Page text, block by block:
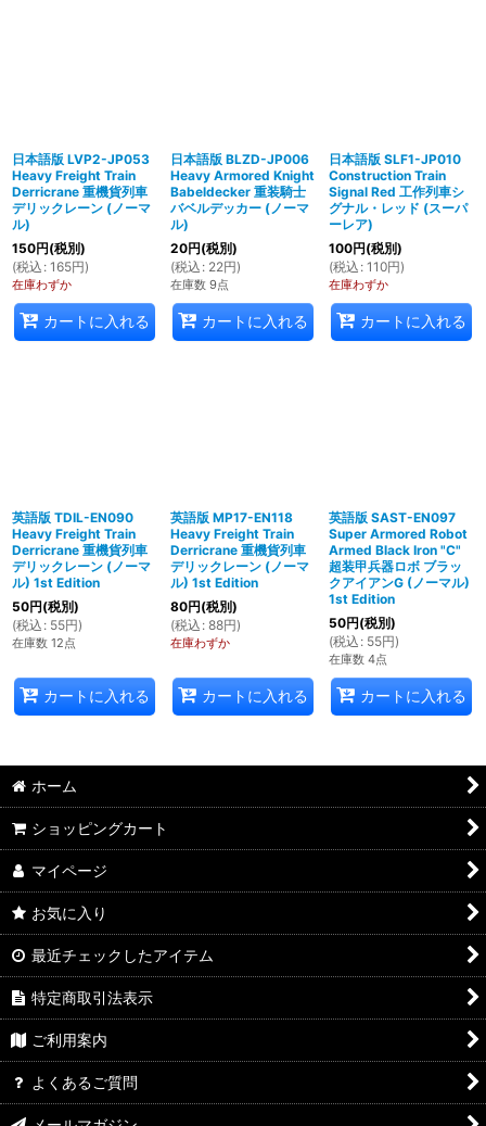
日本語版 LVP2-JP053
Heavy Freight Train
Derricrane 重機貨列車
デリックレーン (ノーマ
ル)
150円(税別)
(税込 : 165円)
在庫わずか
カートに入れる
日本語版 BLZD-JP006
Heavy Armored Knight
Babeldecker 重装騎士
バベルデッカー (ノーマ
ル)
20円(税別)
(税込 : 22円)
在庫数 9点
カートに入れる
日本語版 SLF1-JP010
Construction Train
Signal Red 工作列車シ
グナル・レッド (スーパ
ーレア)
100円(税別)
(税込 : 110円)
在庫わずか
カートに入れる
英語版 TDIL-EN090
Heavy Freight Train
Derricrane 重機貨列車
デリックレーン (ノーマ
ル) 1st Edition
50円(税別)
(税込 : 55円)
在庫数 12点
カートに入れる
英語版 MP17-EN118
Heavy Freight Train
Derricrane 重機貨列車
デリックレーン (ノーマ
ル) 1st Edition
80円(税別)
(税込 : 88円)
在庫わずか
カートに入れる
英語版 SAST-EN097
Super Armored Robot
Armed Black Iron "C"
超装甲兵器ロボ ブラッ
クアイアンG (ノーマル)
1st Edition
50円(税別)
(税込 : 55円)
在庫数 4点
カートに入れる
ホーム
ショッピングカート
マイページ
お気に入り
最近チェックしたアイテム
特定商取引法表示
ご利用案内
よくあるご質問